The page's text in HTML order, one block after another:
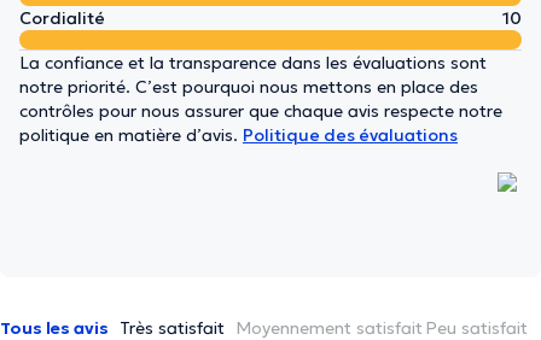
Cordialité 10
La confiance et la transparence dans les évaluations sont
notre priorité. C’est pourquoi nous mettons en place des
contrôles pour nous assurer que chaque avis respecte notre
politique en matière d’avis. Politique des évaluations
Tous les avis
Très satisfait Moyennement satisfait Peu satisfait